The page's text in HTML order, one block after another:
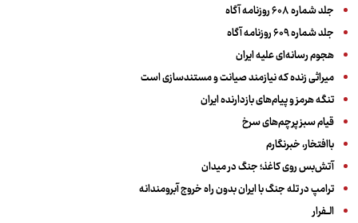
جلد شماره ۶۰۸ روزنامه آگاه
جلد شماره ۶۰۹ روزنامه آگاه
هجوم رسانه‌ای علیه ایران
میراثی زنده که نیازمند صیانت و مستندسازی است
تنگه هرمز و پیام‌های بازدارنده ایران
قیام سبز پرچم‌های سرخ
باافتخار، خبرنگارم
آتش‌بس روی کاغذ؛ جنگ در میدان
ترامپ در تله جنگ با ایران بدون راه خروج آبرومندانه
الــفرار